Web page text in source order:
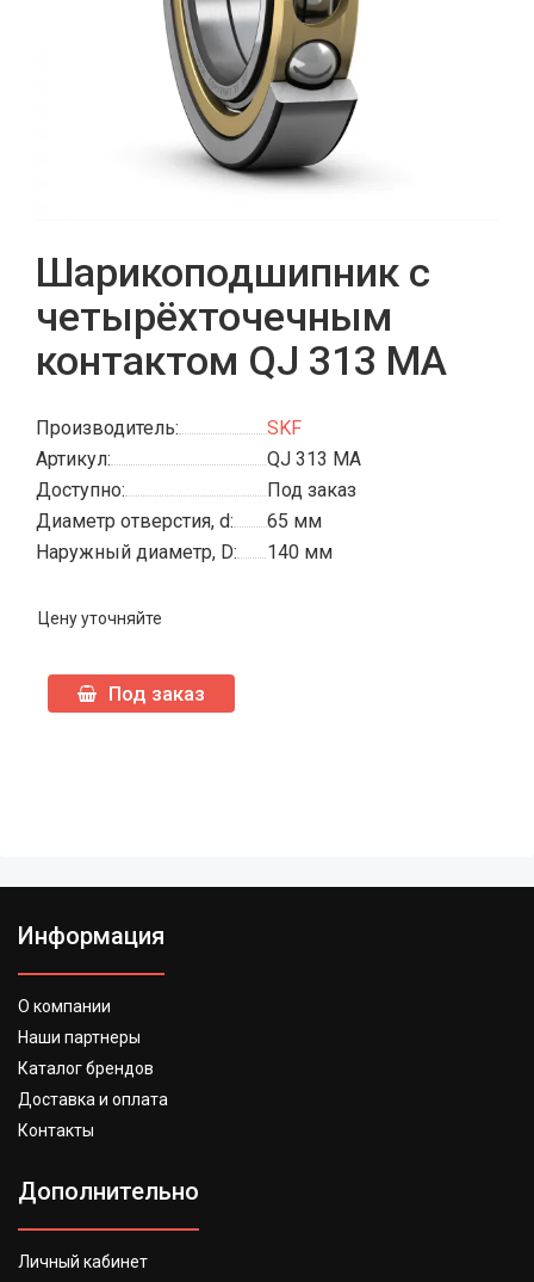
Шарикоподшипник с
четырёхточечным
контактом QJ 313 MA
Производитель:
SKF
Артикул:
QJ 313 MA
Доступно:
Под заказ
Диаметр отверстия, d:
65 мм
Наружный диаметр, D:
140 мм
Цену уточняйте
Под заказ
Информация
О компании
Наши партнеры
Каталог брендов
Доставка и оплата
Контакты
Дополнительно
Личный кабинет